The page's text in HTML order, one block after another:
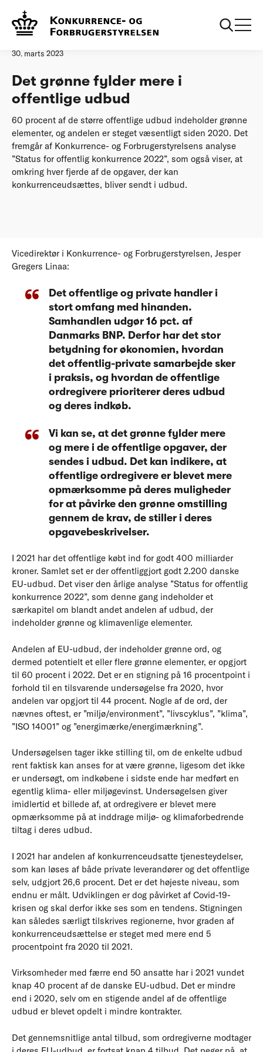
Forside
30. marts 2023
Det grønne fylder mere i
offentlige udbud
60 procent af de større offentlige udbud indeholder grønne
elementer, og andelen er steget væsentligt siden 2020. Det
fremgår af Konkurrence- og Forbrugerstyrelsens analyse
”Status for offentlig konkurrence 2022”, som også viser, at
omkring hver fjerde af de opgaver, der kan
konkurrenceudsættes, bliver sendt i udbud.
Vicedirektør i Konkurrence- og Forbrugerstyrelsen, Jesper
Gregers Linaa:
Det offentlige og private handler i
stort omfang med hinanden.
Samhandlen udgør 16 pct. af
Danmarks BNP. Derfor har det stor
betydning for økonomien, hvordan
det offentlig-private samarbejde sker
i praksis, og hvordan de offentlige
ordregivere prioriterer deres udbud
og deres indkøb.
Vi kan se, at det grønne fylder mere
og mere i de offentlige opgaver, der
sendes i udbud. Det kan indikere, at
offentlige ordregivere er blevet mere
opmærksomme på deres muligheder
for at påvirke den grønne omstilling
gennem de krav, de stiller i deres
opgavebeskrivelser.
I 2021 har det offentlige købt ind for godt 400 milliarder
kroner. Samlet set er der offentliggjort godt 2.200 danske
EU-udbud. Det viser den årlige analyse ”Status for offentlig
konkurrence 2022”, som denne gang indeholder et
særkapitel om blandt andet andelen af udbud, der
indeholder grønne og klimavenlige elementer.
Andelen af EU-udbud, der indeholder grønne ord, og
dermed potentielt et eller flere grønne elementer, er opgjort
til 60 procent i 2022. Det er en stigning på 16 procentpoint i
forhold til en tilsvarende undersøgelse fra 2020, hvor
andelen var opgjort til 44 procent. Nogle af de ord, der
nævnes oftest, er ”miljø/environment”, ”livscyklus”, ”klima”,
”ISO 14001” og ”energimærke/energimærkning”.
Undersøgelsen tager ikke stilling til, om de enkelte udbud
rent faktisk kan anses for at være grønne, ligesom det ikke
er undersøgt, om indkøbene i sidste ende har medført en
egentlig klima- eller miljøgevinst. Undersøgelsen giver
imidlertid et billede af, at ordregivere er blevet mere
opmærksomme på at inddrage miljø- og klimaforbedrende
tiltag i deres udbud.
I 2021 har andelen af konkurrenceudsatte tjenesteydelser,
som kan løses af både private leverandører og det offentlige
selv, udgjort 26,6 procent. Det er det højeste niveau, som
endnu er målt. Udviklingen er dog påvirket af Covid-19-
krisen og skal derfor ikke ses som en tendens. Stigningen
kan således særligt tilskrives regionerne, hvor graden af
konkurrenceudsættelse er steget med mere end 5
procentpoint fra 2020 til 2021.
Virksomheder med færre end 50 ansatte har i 2021 vundet
knap 40 procent af de danske EU-udbud. Det er mindre
end i 2020, selv om en stigende andel af de offentlige
udbud er blevet opdelt i mindre kontrakter.
Det gennemsnitlige antal tilbud, som ordregiverne modtager